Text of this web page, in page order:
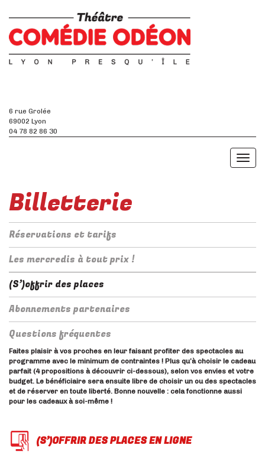
6 rue Grolée
69002 Lyon
04 78 82 86 30
Toggle
Billetterie
Réservations et tarifs
Les mercredis à tout prix !
(S’)offrir des places
Abonnements partenaires
Questions fréquentes
Faites plaisir à vos proches en leur faisant profiter des spectacles au
programme avec le minimum de contraintes ! Plus qu’à choisir le cadeau
parfait (4 propositions à découvrir ci-dessous), selon vos envies et votre
budget. Le bénéficiaire sera ensuite libre de choisir un ou des spectacles
et de réserver en toute liberté. Bonne nouvelle : cela fonctionne aussi
pour les cadeaux à soi-même !
(S’)OFFRIR DES PLACES EN LIGNE